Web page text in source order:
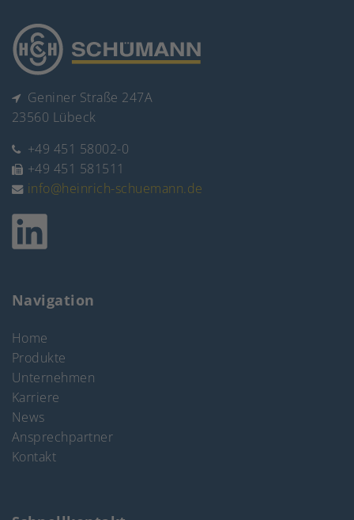
Geniner Straße 247A
23560 Lübeck
+49 451 58002-0
+49 451 581511
info@heinrich-schuemann.de
Navigation
Home
Produkte
Unternehmen
Karriere
News
Ansprechpartner
Kontakt